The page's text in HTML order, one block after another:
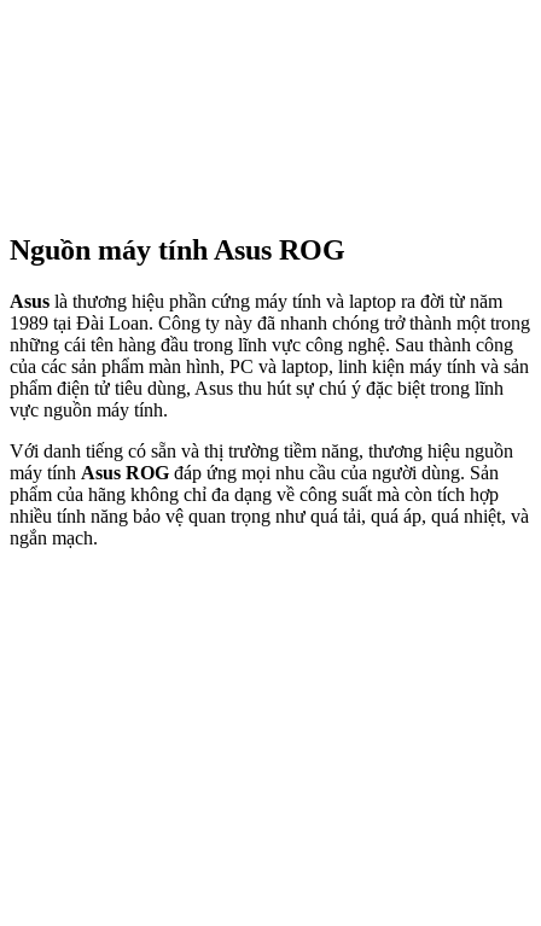
Nguồn máy tính Asus ROG
Asus là thương hiệu phần cứng máy tính và laptop ra đời từ năm
1989 tại Đài Loan. Công ty này đã nhanh chóng trở thành một trong
những cái tên hàng đầu trong lĩnh vực công nghệ. Sau thành công
của các sản phẩm màn hình, PC và laptop, linh kiện máy tính và sản
phẩm điện tử tiêu dùng, Asus thu hút sự chú ý đặc biệt trong lĩnh
vực nguồn máy tính.
Với danh tiếng có sẵn và thị trường tiềm năng, thương hiệu nguồn
máy tính Asus ROG đáp ứng mọi nhu cầu của người dùng. Sản
phẩm của hãng không chỉ đa dạng về công suất mà còn tích hợp
nhiều tính năng bảo vệ quan trọng như quá tải, quá áp, quá nhiệt, và
ngắn mạch.